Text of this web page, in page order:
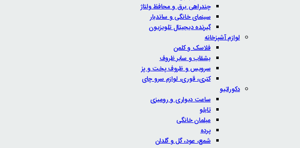
چندراهی برق و محافظ ولتاژ
سینمای خانگی و ساندبار
گیرنده دیجیتال تلویزیون
لوازم آشپزخانه
فلاسک و کلمن
بشقاب و سایر ظروف
سرویس و ظروف پخت و پز
کتری، قوری، لوازم سرو چای
دکوراتیو
ساعت دیواری و رومیزی
تابلو
مبلمان خانگی
پرده
شمع، عود، گل و گلدان